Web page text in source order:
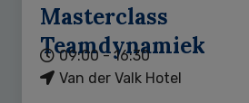
Masterclass
Teamdynamiek
09:00 - 16:30
Van der Valk Hotel